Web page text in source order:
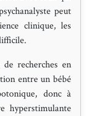
peut
clinique, les
recherches en
entre un bébé
donc à
hyperstimulante